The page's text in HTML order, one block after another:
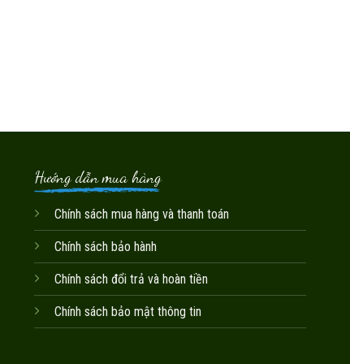
Hướng dẫn mua hàng
Chính sách mua hàng và thanh toán
Chính sách bảo hành
Chính sách đổi trả và hoàn tiền
Chính sách bảo mật thông tin